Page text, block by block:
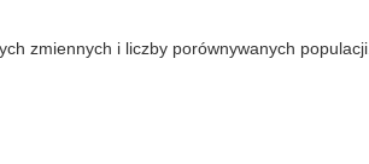
zmiennych i liczby porównywanych populacji.